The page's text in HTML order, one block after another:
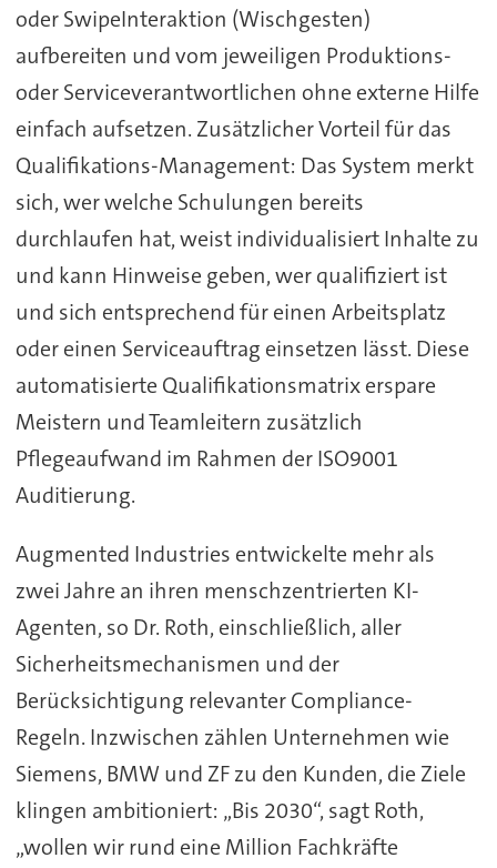
oder SwipeInteraktion (Wischgesten)
aufbereiten und vom jeweiligen Produktions-
oder Serviceverantwortlichen ohne externe Hilfe
einfach aufsetzen. Zusätzlicher Vorteil für das
Qualifikations-Management: Das System merkt
sich, wer welche Schulungen bereits
durchlaufen hat, weist individualisiert Inhalte zu
und kann Hinweise geben, wer qualifiziert ist
und sich entsprechend für einen Arbeitsplatz
oder einen Serviceauftrag einsetzen lässt. Diese
automatisierte Qualifikationsmatrix erspare
Meistern und Teamleitern zusätzlich
Pflegeaufwand im Rahmen der ISO9001
Auditierung.
Augmented Industries entwickelte mehr als
zwei Jahre an ihren menschzentrierten KI-
Agenten, so Dr. Roth, einschließlich, aller
Sicherheitsmechanismen und der
Berücksichtigung relevanter Compliance-
Regeln. Inzwischen zählen Unternehmen wie
Siemens, BMW und ZF zu den Kunden, die Ziele
klingen ambitioniert: „Bis 2030“, sagt Roth,
„wollen wir rund eine Million Fachkräfte